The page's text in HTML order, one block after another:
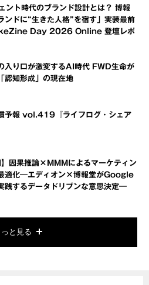
ント時代のブランド設計とは？ 博報
ンドに“生きた人格”を宿す」実装最前
Day 2026 Online 登壇レポ
入り口が激変するAI時代 FWD生命が
認知形成」の現在地
予報 vol.419『ライフログ・シェア
】因果推論×MMMによるマーケティン
適化―エディオン×博報堂がGoogle
践するデータドリブンな意思決定―
っと見る